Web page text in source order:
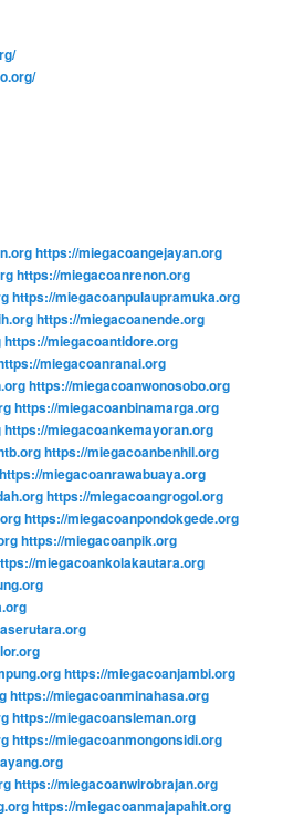
https://miegacoangejayan.org
https://miegacoanrenon.org
https://miegacoanpulaupramuka.org
https://miegacoanende.org
https://miegacoantidore.org
miegacoanranai.org
https://miegacoanwonosobo.org
https://miegacoanbinamarga.org
https://miegacoankemayoran.org
https://miegacoanbenhil.org
https://miegacoanrawabuaya.org
https://miegacoangrogol.org
https://miegacoanpondokgede.org
https://miegacoanpik.org
miegacoankolakautara.org
https://miegacoanjambi.org
https://miegacoanminahasa.org
https://miegacoansleman.org
https://miegacoanmongonsidi.org
https://miegacoanwirobrajan.org
https://miegacoanmajapahit.org